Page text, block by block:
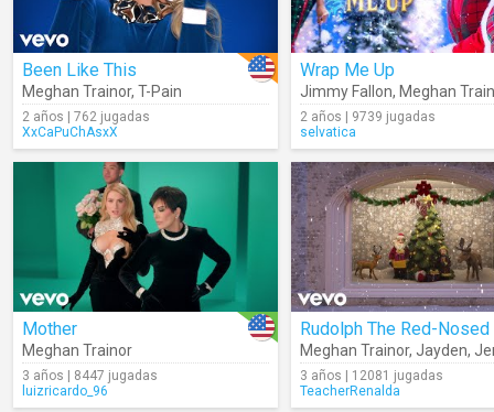
Been Like This
Meghan Trainor, T-Pain
2 años | 762 jugadas
XxCaPuChAsxX
Wrap Me Up
Jimmy Fallon, Meghan
2 años | 9739 jugadas
selvatica
Mother
Meghan Trainor
3 años | 8447 jugadas
luizricardo_96
Meghan Trainor, Jayden,
3 años | 12081 jugadas
TeacherRenalda